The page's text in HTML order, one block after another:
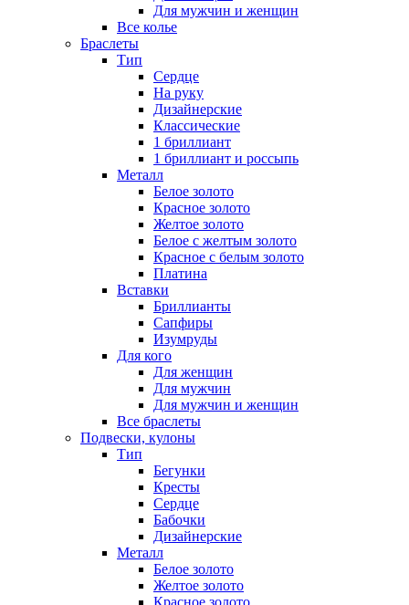
Для мужчин и женщин
Все колье
Браслеты
Тип
Сердце
На руку
Дизайнерские
Классические
1 бриллиант
1 бриллиант и россыпь
Металл
Белое золото
Красное золото
Желтое золото
Белое с желтым золото
Красное с белым золото
Платина
Вставки
Бриллианты
Сапфиры
Изумруды
Для кого
Для женщин
Для мужчин
Для мужчин и женщин
Все браслеты
Подвески, кулоны
Тип
Бегунки
Кресты
Сердце
Бабочки
Дизайнерские
Металл
Белое золото
Желтое золото
Красное золото